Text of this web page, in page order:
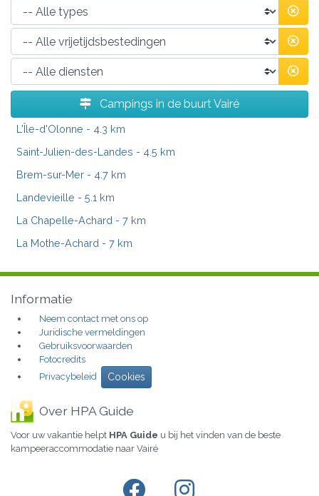
Campings in de buurt Vairé
L'Île-d'Olonne - 4.3 km
Saint-Julien-des-Landes - 4.5 km
Brem-sur-Mer - 4.7 km
Landevieille - 5.1 km
La Chapelle-Achard - 7 km
La Mothe-Achard - 7 km
Informatie
Neem contact met ons op
Juridische vermeldingen
Gebruiksvoorwaarden
Fotocredits
Privacybeleid
Cookies
Over HPA Guide
Voor uw vakantie helpt HPA Guide u bij het vinden van de beste
kampeeraccommodatie naar Vairé